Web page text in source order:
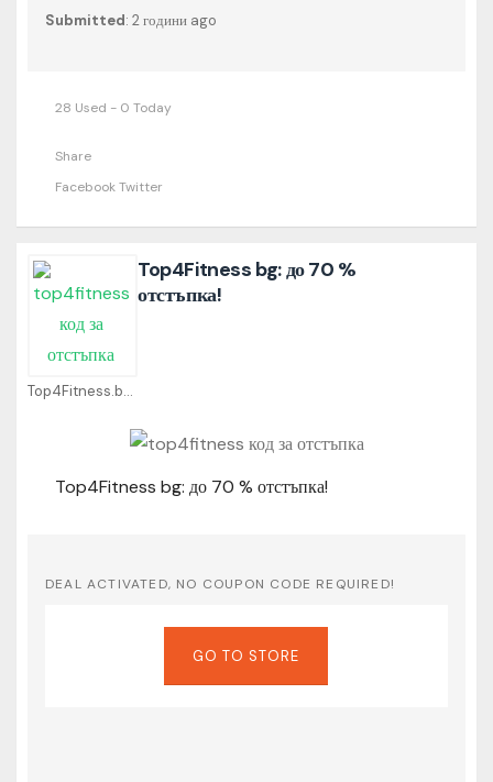
Submitted: 2 години ago
28 Used - 0 Today
Share
FacebookTwitter
Top4Fitness.bg Coupons
Top4Fitness bg: до 70 %
отстъпка!
Top4Fitness bg: до 70 % отстъпка!
DEAL ACTIVATED, NO COUPON CODE REQUIRED!
GO TO STORE